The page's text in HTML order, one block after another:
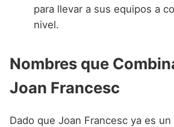
para llevar a sus equipos a
nivel.
Nombres que
Joan Francesc
Dado que Joan Francesc ya es